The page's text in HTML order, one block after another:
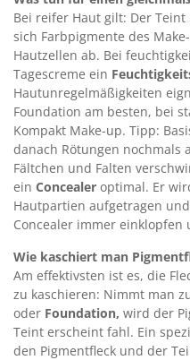
Bei reifer Haut gilt: Der
sich Farbpigmente des
Hautzellen ab. Bei
Tagescreme ein
Hautunregelmäßigkeiten
Foundation am besten, bei
Kompakt Make-up. Tipp:
danach Rötungen nochmals
Fältchen und Falten
ein Concealer optimal. Er
Hautpartien aufgetragen
Concealer immer einklopfen
Wie kaschiert man
Am effektivsten ist es, die
zu kaschieren: Nimmt man
oder Foundation, wird der
Teint erscheint fahl. Ein
den Pigmentfleck und der